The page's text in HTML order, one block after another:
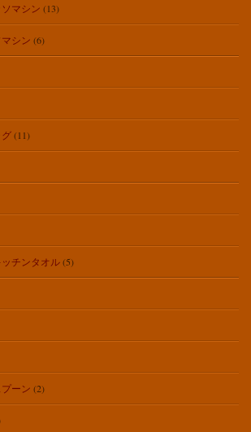
マシン (13)
シン (6)
(11)
チンタオル(5)
ーン (2)